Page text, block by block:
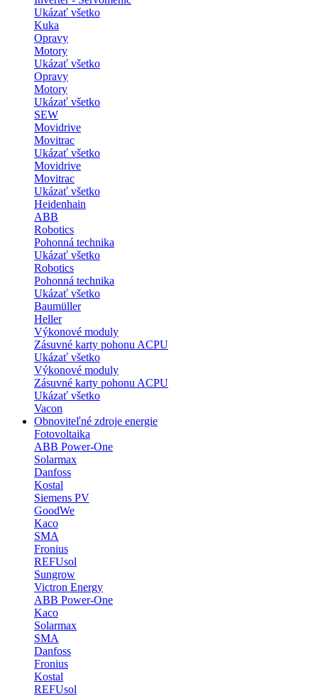
Ukázať všetko
Kuka
Opravy
Motory
Ukázať všetko
Opravy
Motory
Ukázať všetko
SEW
Movidrive
Movitrac
Ukázať všetko
Movidrive
Movitrac
Ukázať všetko
Heidenhain
ABB
Robotics
Pohonná technika
Ukázať všetko
Robotics
Pohonná technika
Ukázať všetko
Baumüller
Heller
Výkonové moduly
Zásuvné karty pohonu ACPU
Ukázať všetko
Výkonové moduly
Zásuvné karty pohonu ACPU
Ukázať všetko
Vacon
Obnoviteľné zdroje energie
Fotovoltaika
ABB Power-One
Solarmax
Danfoss
Kostal
Siemens PV
GoodWe
Kaco
SMA
Fronius
REFUsol
Sungrow
Victron Energy
ABB Power-One
Kaco
Solarmax
SMA
Danfoss
Fronius
Kostal
REFUsol